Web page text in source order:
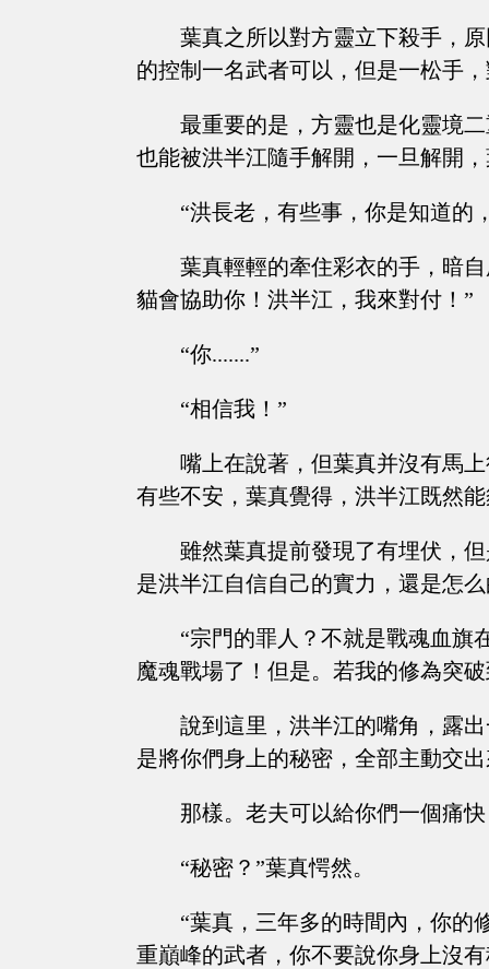
葉真之所以對方靈立下殺手，
的控制一名武者可以，但是一松手
最重要的是，方靈也是化靈境
也能被洪半江隨手解開，一旦解開
“洪長老，有些事，你是知道的
葉真輕輕的牽住彩衣的手，暗
貓會協助你！洪半江，我來對付！”
“你.......”
“相信我！”
嘴上在說著，但葉真并沒有馬
有些不安，葉真覺得，洪半江既然
雖然葉真提前發現了有埋伏，
是洪半江自信自己的實力，還是怎
“宗門的罪人？不就是戰魂血旗
魔魂戰場了！但是。若我的修為突
說到這里，洪半江的嘴角，露
是將你們身上的秘密，全部主動交
那樣。老夫可以給你們一個痛
“秘密？”葉真愕然。
“葉真，三年多的時間內，你的
重巔峰的武者，你不要說你身上沒